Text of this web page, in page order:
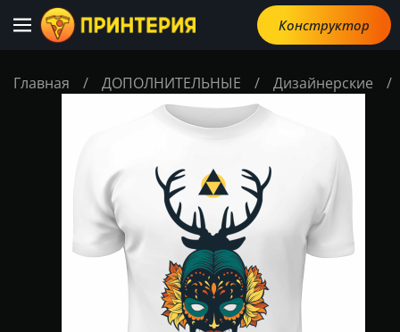
Конструктор
Главная / ДОПОЛНИТЕЛЬНЫЕ / Дизайнерские /